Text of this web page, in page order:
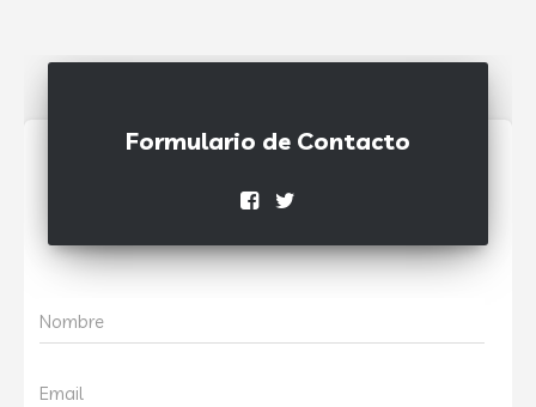
Formulario de Contacto
Nombre
Email